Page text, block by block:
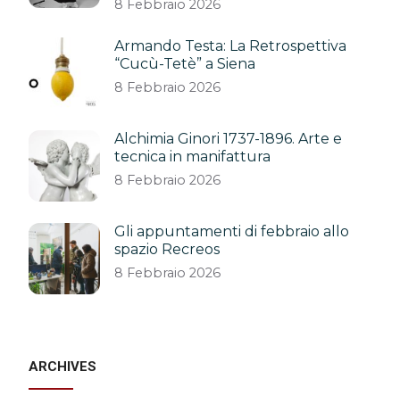
8 Febbraio 2026
Armando Testa: La Retrospettiva
“Cucù-Tetè” a Siena
8 Febbraio 2026
Alchimia Ginori 1737-1896. Arte e
tecnica in manifattura
8 Febbraio 2026
Gli appuntamenti di febbraio allo
spazio Recreos
8 Febbraio 2026
ARCHIVES